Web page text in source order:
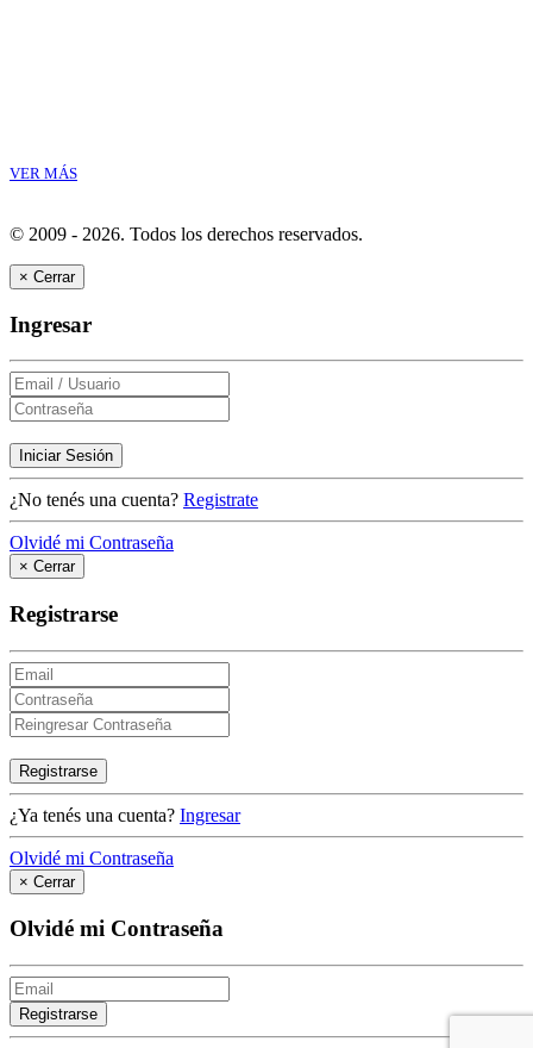
VER MÁS
© 2009 - 2026. Todos los derechos reservados.
× Cerrar
Ingresar
Iniciar Sesión
¿No tenés una cuenta? Registrate
Olvidé mi Contraseña
× Cerrar
Registrarse
Registrarse
¿Ya tenés una cuenta? Ingresar
Olvidé mi Contraseña
× Cerrar
Olvidé mi Contraseña
Registrarse